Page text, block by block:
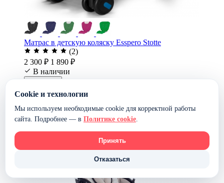
Матрас в детскую коляску Esspero Stotte
(2)
2 300 ₽ 1 890 ₽
В наличии
-17%
Cookie и технологии
Мы используем необходимые cookie для корректной работы
сайта. Подробнее — в Политике cookie.
Принять
Отказаться